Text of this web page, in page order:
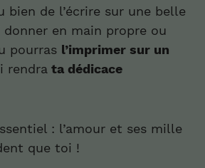
bien de l’écrire sur une belle
en main propre ou
pourras l’imprimer sur un
rendra ta dédicace
: l’amour et ses mille
que toi !